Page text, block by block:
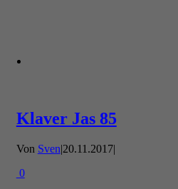
Klaver Jas 85
Von Sven|20.11.2017|
0